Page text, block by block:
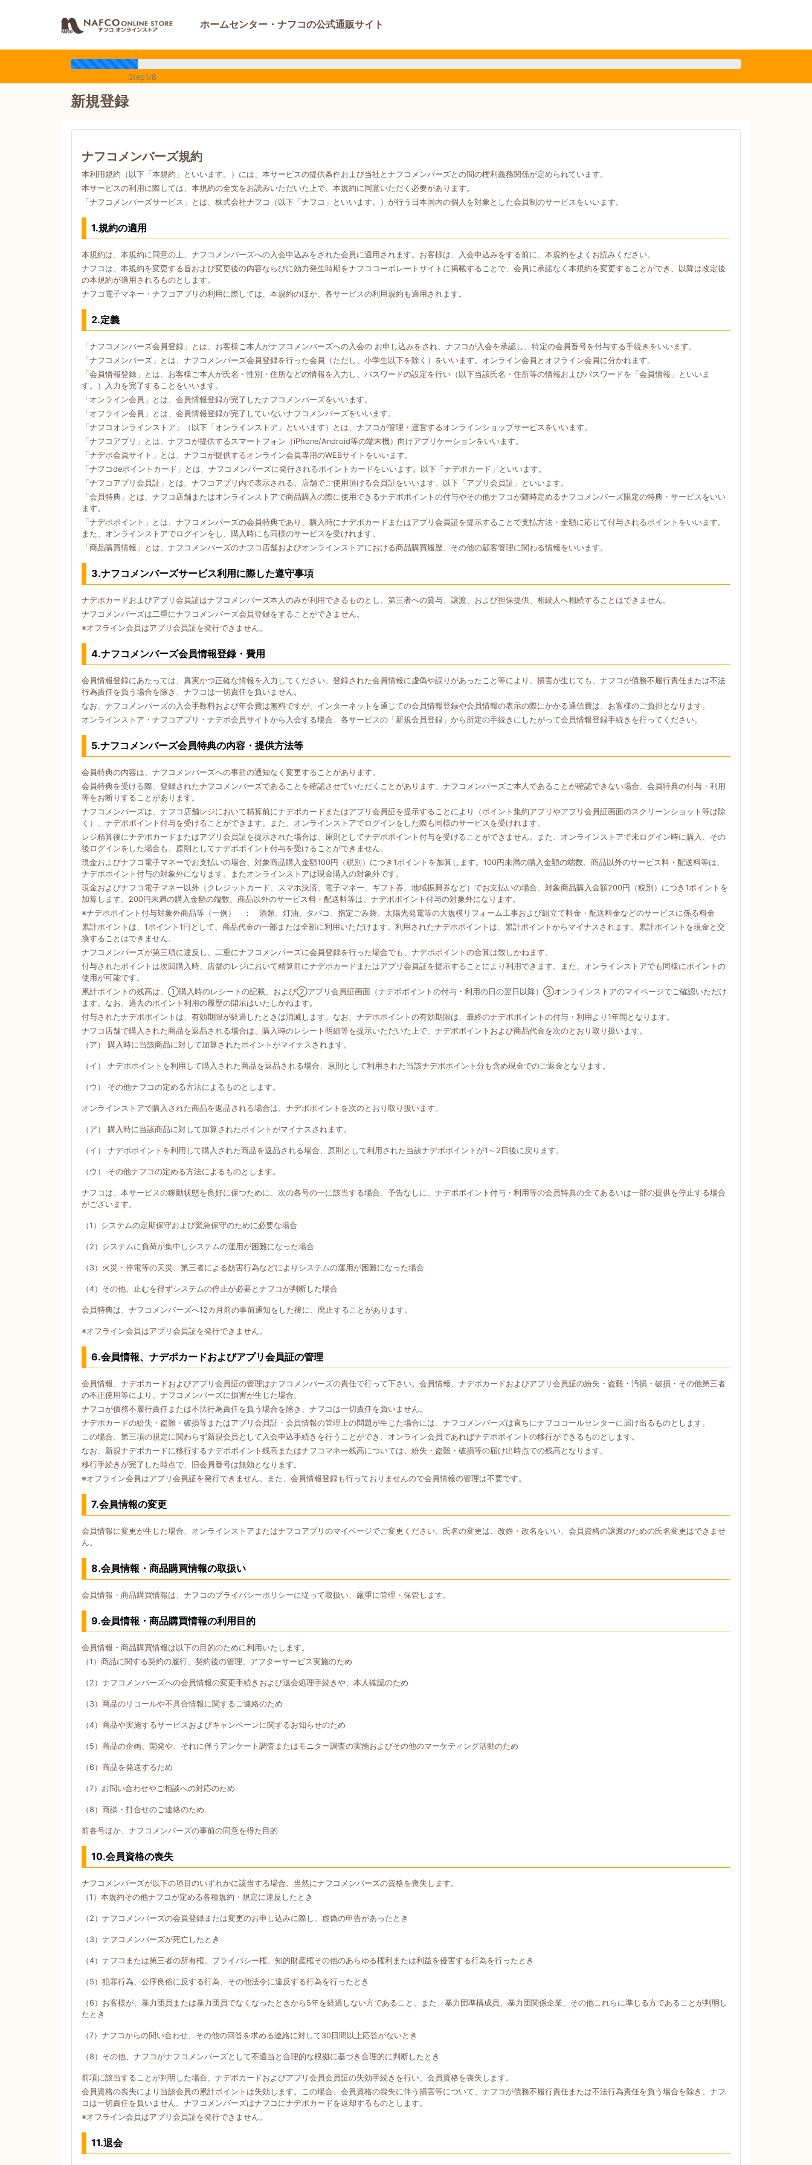
ホームセンター・ナフコの公式通販サイト
Step1/8
新規登録
ナフコメンバーズ規約
本利用規約（以下「本規約」といいます。）には、本サービスの提供条件および当社とナフコメンバーズとの間の権利義務関係が定められています。
本サービスの利用に際しては、本規約の全文をお読みいただいた上で、本規約に同意いただく必要があります。
「ナフコメンバーズサービス」とは、株式会社ナフコ（以下「ナフコ」といいます。）が行う日本国内の個人を対象とした会員制のサービスをいいます。
1.規約の適用
本規約は、本規約に同意の上、ナフコメンバーズへの入会申込みをされた会員に適用されます。お客様は、入会申込みをする前に、本規約をよくお読みください。
ナフコは、本規約を変更する旨および変更後の内容ならびに効力発生時期をナフココーポレートサイトに掲載することで、会員に承諾なく本規約を変更することができ、以降は改定後
の本規約が適用されるものとします。
ナフコ電子マネー・ナフコアプリの利用に際しては、本規約のほか、各サービスの利用規約も適用されます。
2.定義
「ナフコメンバーズ会員登録」とは、お客様ご本人がナフコメンバーズへの入会の お申し込みをされ、ナフコが入会を承認し、特定の会員番号を付与する手続きをいいます。
「ナフコメンバーズ」とは、ナフコメンバーズ会員登録を行った会員（ただし、小学生以下を除く）をいいます。オンライン会員とオフライン会員に分かれます。
「会員情報登録」とは、お客様ご本人が氏名・性別・住所などの情報を入力し、パスワードの設定を行い（以下当該氏名・住所等の情報およびパスワードを「会員情報」といいま
す。）入力を完了することをいいます。
「オンライン会員」とは、会員情報登録が完了したナフコメンバーズをいいます。
「オフライン会員」とは、会員情報登録が完了していないナフコメンバーズをいいます。
「ナフコオンラインストア」（以下「オンラインストア」といいます）とは、ナフコが管理・運営するオンラインショップサービスをいいます。
「ナフコアプリ」とは、ナフコが提供するスマートフォン（iPhone/Android等の端末機）向けアプリケーションをいいます。
「ナデポ会員サイト」とは、ナフコが提供するオンライン会員専用のWEBサイトをいいます。
「ナフコdeポイントカード」とは、ナフコメンバーズに発行されるポイントカードをいいます。以下「ナデポカード」といいます。
「ナフコアプリ会員証」とは、ナフコアプリ内で表示される、店舗でご使用頂ける会員証をいいます。以下「アプリ会員証」といいます。
「会員特典」とは、ナフコ店舗またはオンラインストアで商品購入の際に使用できるナデポポイントの付与やその他ナフコが随時定めるナフコメンバーズ限定の特典・サービスをいい
ます。
「ナデポポイント」とは、ナフコメンバーズの会員特典であり、購入時にナデポカードまたはアプリ会員証を提示することで支払方法・金額に応じて付与されるポイントをいいます。
また、オンラインストアでログインをし、購入時にも同様のサービスを受けれます。
「商品購買情報」とは、ナフコメンバーズのナフコ店舗およびオンラインストアにおける商品購買履歴、その他の顧客管理に関わる情報をいいます。
3.ナフコメンバーズサービス利用に際した遵守事項
ナデポカードおよびアプリ会員証はナフコメンバーズ本人のみが利用できるものとし、第三者への貸与、譲渡、および担保提供、相続人へ相続することはできません。
ナフコメンバーズは二重にナフコメンバーズ会員登録をすることができません。
※オフライン会員はアプリ会員証を発行できません。
4.ナフコメンバーズ会員情報登録・費用
会員情報登録にあたっては、真実かつ正確な情報を入力してください。登録された会員情報に虚偽や誤りがあったこと等により、損害が生じても、ナフコが債務不履行責任または不法
行為責任を負う場合を除き、ナフコは一切責任を負いません。
なお、ナフコメンバーズの入会手数料および年会費は無料ですが、インターネットを通じての会員情報登録や会員情報の表示の際にかかる通信費は、お客様のご負担となります。
オンラインストア・ナフコアプリ・ナデポ会員サイトから入会する場合、各サービスの「新規会員登録」から所定の手続きにしたがって会員情報登録手続きを行ってください。
5.ナフコメンバーズ会員特典の内容・提供方法等
会員特典の内容は、ナフコメンバーズへの事前の通知なく変更することがあります。
会員特典を受ける際、登録されたナフコメンバーズであることを確認させていただくことがあります。ナフコメンバーズご本人であることが確認できない場合、会員特典の付与・利用
等をお断りすることがあります。
ナフコメンバーズは、ナフコ店舗レジにおいて精算前にナデポカードまたはアプリ会員証を提示することにより（ポイント集約アプリやアプリ会員証画面のスクリーンショット等は除
く）、ナデポポイント付与を受けることができます。また、オンラインストアでログインをした際も同様のサービスを受けれます。
レジ精算後にナデポカードまたはアプリ会員証を提示された場合は、原則としてナデポポイント付与を受けることができません。また、オンラインストアで未ログイン時に購入、その
後ログインをした場合も、原則としてナデポポイント付与を受けることができません。
現金およびナフコ電子マネーでお支払いの場合、対象商品購入金額100円（税別）につき1ポイントを加算します。100円未満の購入金額の端数、商品以外のサービス料・配送料等は、
ナデポポイント付与の対象外になります。またオンラインストアは現金購入の対象外です。
現金およびナフコ電子マネー以外（クレジットカード、スマホ決済、電子マネー、ギフト券、地域振興券など）でお支払いの場合、対象商品購入金額200円（税別）につき1ポイントを
加算します。200円未満の購入金額の端数、商品以外のサービス料・配送料等は、ナデポポイント付与の対象外になります。
※ナデポポイント付与対象外商品等（一例） ： 酒類、灯油、タバコ、指定ごみ袋、太陽光発電等の大規模リフォーム工事および組立て料金・配送料金などのサービスに係る料金
累計ポイントは、1ポイント1円として、商品代金の一部または全部に利用いただけます。利用されたナデポポイントは、累計ポイントからマイナスされます。累計ポイントを現金と交
換することはできません。
ナフコメンバーズが第三項に違反し、二重にナフコメンバーズに会員登録を行った場合でも、ナデポポイントの合算は致しかねます。
付与されたポイントは次回購入時、店舗のレジにおいて精算前にナデポカードまたはアプリ会員証を提示することにより利用できます。また、オンラインストアでも同様にポイントの
使用が可能です。
累計ポイントの残高は、①購入時のレシートの記載、および②アプリ会員証画面（ナデポポイントの付与・利用の日の翌日以降）③オンラインストアのマイページでご確認いただけ
ます。なお、過去のポイント利用の履歴の開示はいたしかねます。
付与されたナデポポイントは、有効期限が経過したときは消滅します。なお、ナデポポイントの有効期限は、最終のナデポポイントの付与・利用より1年間となります。
ナフコ店舗で購入された商品を返品される場合は、購入時のレシート明細等を提示いただいた上で、ナデポポイントおよび商品代金を次のとおり取り扱います。
（ア） 購入時に当該商品に対して加算されたポイントがマイナスされます。
（イ） ナデポポイントを利用して購入された商品を返品される場合、原則として利用された当該ナデポポイント分も含め現金でのご返金となります。
（ウ） その他ナフコの定める方法によるものとします。
オンラインストアで購入された商品を返品される場合は、ナデポポイントを次のとおり取り扱います。
（ア） 購入時に当該商品に対して加算されたポイントがマイナスされます。
（イ） ナデポポイントを利用して購入された商品を返品される場合、原則として利用された当該ナデポポイントが1～2日後に戻ります。
（ウ） その他ナフコの定める方法によるものとします。
ナフコは、本サービスの稼動状態を良好に保つために、次の各号の一に該当する場合、予告なしに、ナデポポイント付与・利用等の会員特典の全てあるいは一部の提供を停止する場合
がございます。
（1）システムの定期保守および緊急保守のために必要な場合
（2）システムに負荷が集中しシステムの運用が困難になった場合
（3）火災・停電等の天災、第三者による妨害行為などによりシステムの運用が困難になった場合
（4）その他、止むを得ずシステムの停止が必要とナフコが判断した場合
会員特典は、ナフコメンバーズへ12カ月前の事前通知をした後に、廃止することがあります。
※オフライン会員はアプリ会員証を発行できません。
6.会員情報、ナデポカードおよびアプリ会員証の管理
会員情報、ナデポカードおよびアプリ会員証の管理はナフコメンバーズの責任で行って下さい。会員情報、ナデポカードおよびアプリ会員証の紛失・盗難・汚損・破損・その他第三者
の不正使用等により、ナフコメンバーズに損害が生じた場合、
ナフコが債務不履行責任または不法行為責任を負う場合を除き、ナフコは一切責任を負いません。
ナデポカードの紛失・盗難・破損等またはアプリ会員証・会員情報の管理上の問題が生じた場合には、ナフコメンバーズは直ちにナフココールセンターに届け出るものとします。
この場合、第三項の規定に関わらず新規会員として入会申込手続きを行うことができ、オンライン会員であればナデポポイントの移行ができるものとします。
なお、新規ナデポカードに移行するナデポポイント残高またはナフコマネー残高については、紛失・盗難・破損等の届け出時点での残高となります。
移行手続きが完了した時点で、旧会員番号は無効となります。
※オフライン会員はアプリ会員証を発行できません。また、会員情報登録も行っておりませんので会員情報の管理は不要です。
7.会員情報の変更
会員情報に変更が生じた場合、オンラインストアまたはナフコアプリのマイページでご変更ください。氏名の変更は、改姓・改名をいい、会員資格の譲渡のための氏名変更はできませ
ん。
8.会員情報・商品購買情報の取扱い
会員情報・商品購買情報は、ナフコのプライバシーポリシーに従って取扱い、厳重に管理・保管します。
9.会員情報・商品購買情報の利用目的
会員情報・商品購買情報は以下の目的のために利用いたします。
（1）商品に関する契約の履行、契約後の管理、アフターサービス実施のため
（2）ナフコメンバーズへの会員情報の変更手続きおよび退会処理手続きや、本人確認のため
（3）商品のリコールや不具合情報に関するご連絡のため
（4）商品や実施するサービスおよびキャンペーンに関するお知らせのため
（5）商品の企画、開発や、それに伴うアンケート調査またはモニター調査の実施およびその他のマーケティング活動のため
（6）商品を発送するため
（7）お問い合わせやご相談への対応のため
（8）商談・打合せのご連絡のため
前各号ほか、ナフコメンバーズの事前の同意を得た目的
10.会員資格の喪失
ナフコメンバーズが以下の項目のいずれかに該当する場合、当然にナフコメンバーズの資格を喪失します。
（1）本規約その他ナフコが定める各種規約・規定に違反したとき
（2）ナフコメンバーズの会員登録または変更のお申し込みに際し、虚偽の申告があったとき
（3）ナフコメンバーズが死亡したとき
（4）ナフコまたは第三者の所有権、プライバシー権、知的財産権その他のあらゆる権利または利益を侵害する行為を行ったとき
（5）犯罪行為、公序良俗に反する行為、その他法令に違反する行為を行ったとき
（6）お客様が、暴力団員または暴力団員でなくなったときから5年を経過しない方であること、また、暴力団準構成員、暴力団関係企業、その他これらに準じる方であることが判明し
たとき
（7）ナフコからの問い合わせ、その他の回答を求める連絡に対して30日間以上応答がないとき
（8）その他、ナフコがナフコメンバーズとして不適当と合理的な根拠に基づき合理的に判断したとき
前項に該当することが判明した場合、ナデポカードおよびアプリ会員会員証の失効手続きを行い、会員資格を喪失します。
会員資格の喪失により当該会員の累計ポイントは失効します。この場合、会員資格の喪失に伴う損害等について、ナフコが債務不履行責任または不法行為責任を負う場合を除き、ナフ
コは一切責任を負いません。ナフコメンバーズはナフコにナデポカードを返却するものとします。
※オフライン会員はアプリ会員証を発行できません。
11.退会